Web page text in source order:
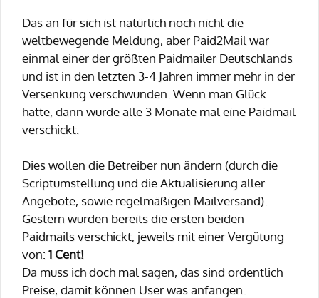
Das an für sich ist natürlich noch nicht die
weltbewegende Meldung, aber Paid2Mail war
einmal einer der größten Paidmailer Deutschlands
und ist in den letzten 3-4 Jahren immer mehr in der
Versenkung verschwunden. Wenn man Glück
hatte, dann wurde alle 3 Monate mal eine Paidmail
verschickt.
Dies wollen die Betreiber nun ändern (durch die
Scriptumstellung und die Aktualisierung aller
Angebote, sowie regelmäßigen Mailversand).
Gestern wurden bereits die ersten beiden
Paidmails verschickt, jeweils mit einer Vergütung
von: 1 Cent!
Da muss ich doch mal sagen, das sind ordentlich
Preise, damit können User was anfangen.